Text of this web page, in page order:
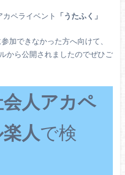
ペライベント 「うたふく」
加できなかった方へ向けて、
から公開されましたのでぜひご
人アカペ
人で検